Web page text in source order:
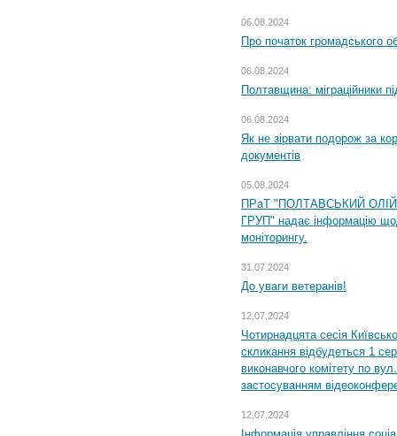
06.08.2024
Про початок громадського
06.08.2024
Полтавщина: міграційники
06.08.2024
Як не зірвати подорож за
документів
05.08.2024
ПРаТ "ПОЛТАВСЬКИЙ
ГРУП" надає інформацію
моніторингу.
31.07.2024
До уваги ветеранів!
12.07.2024
Чотирнадцята сесія
скликання відбудеться 1
виконавчого комітету по
застосуванням
12.07.2024